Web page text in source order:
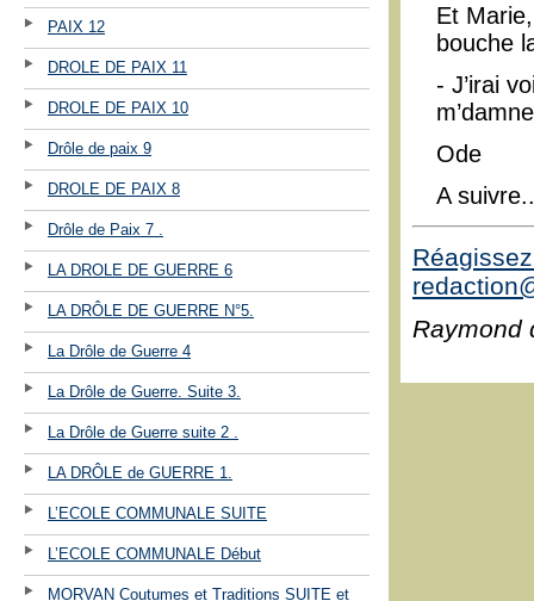
PAIX 12
DROLE DE PAIX 11
DROLE DE PAIX 10
Drôle de paix 9
DROLE DE PAIX 8
Drôle de Paix 7 .
LA DROLE DE GUERRE 6
LA DRÔLE DE GUERRE N°5.
La Drôle de Guerre 4
La Drôle de Guerre. Suite 3.
La Drôle de Guerre suite 2 .
LA DRÔLE de GUERRE 1.
L’ECOLE COMMUNALE SUITE
L’ECOLE COMMUNALE Début
MORVAN Coutumes et Traditions SUITE et
Et
bouche
- J’irai
Ode
A
Raymond